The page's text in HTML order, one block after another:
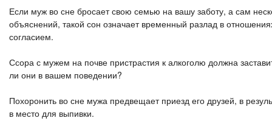
Если муж во сне бросает свою семью на вашу заботу, а сам
объяснений, такой сон означает временный разлад в
согласием.
Ссора с мужем на почве пристрастия к алкоголю должна
ли они в вашем поведении?
Похоронить во сне мужа предвещает приезд его друзей, в
в место для выпивки.